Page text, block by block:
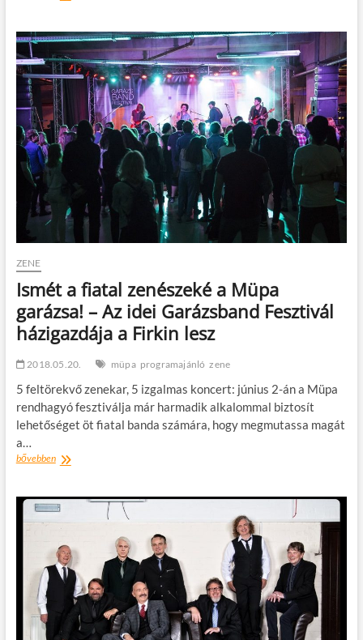
a
MÜPÁ-
ban
ZENE
Ismét a fiatal zenészeké a Müpa
garázsa! – Az idei Garázsband Fesztivál
házigazdája a Firkin lesz
2018.05.20. müpa programajánló zene
5 feltörekvő zenekar, 5 izgalmas koncert: június 2-án a Müpa
rendhagyó fesztiválja már harmadik alkalommal biztosít
lehetőséget öt fiatal banda számára, hogy megmutassa magát
a…
bővebbenIsmét
zenészeké
a
Müpa
garázsa!
–
Az
Garázsband
Fesztivál
házigazdája